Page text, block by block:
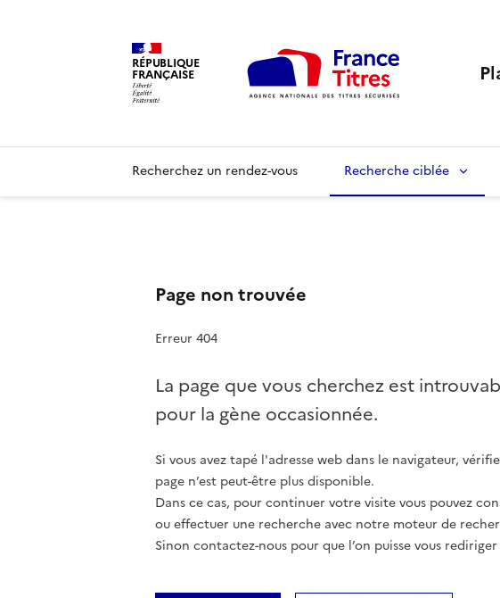
RÉPUBLIQUE
FRANÇAISE
Recherchez un rendez-vous Recherche ciblée
Page non trouvée
Erreur 404
La page que vous cherchez est
pour la gène occasionnée.
Si vous avez tapé l'adresse web dans le navigateur,
page n’est peut-être plus disponible.
Dans ce cas, pour continuer votre visite vous pouvez
ou effectuer une recherche avec notre moteur de
Sinon contactez-nous pour que l’on puisse vous